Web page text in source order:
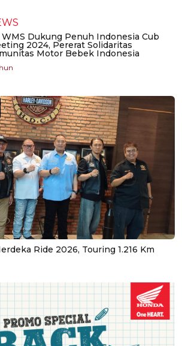
WMS Dukung Penuh Indonesia Cub
2024, Pererat Solidaritas
Motor Bebek Indonesia
Ride 2026, Touring 1.216 Km